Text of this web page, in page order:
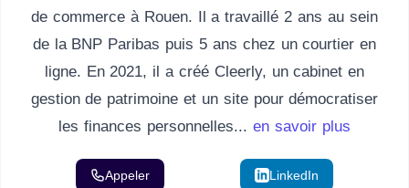
de commerce à Rouen. Il a travaillé 2 ans au sein
de la BNP Paribas puis 5 ans chez un courtier en
ligne. En 2021, il a créé Cleerly, un cabinet en
gestion de patrimoine et un site pour démocratiser
les finances personnelles... en savoir plus
Appeler LinkedIn